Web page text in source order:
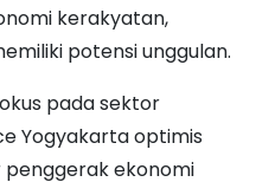
kerakyatan,
potensi unggulan.
pada sektor
Yogyakarta optimis
ekonomi